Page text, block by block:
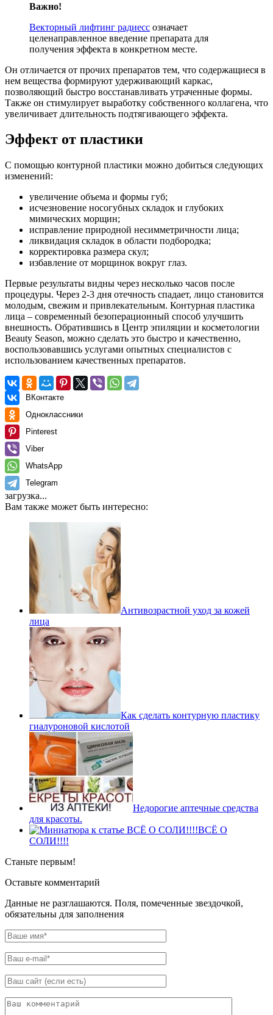
Важно!
Векторный лифтинг радиесс означает
целенаправленное введение препарата для
получения эффекта в конкретном месте.
Он отличается от прочих препаратов тем, что содержащиеся в
нем вещества формируют удерживающий каркас,
позволяющий быстро восстанавливать утраченные формы.
Также он стимулирует выработку собственного коллагена, что
увеличивает длительность подтягивающего эффекта.
Эффект от пластики
С помощью контурной пластики можно добиться следующих
изменений:
увеличение объема и формы губ;
исчезновение носогубных складок и глубоких
мимических морщин;
исправление природной несимметричности лица;
ликвидация складок в области подбородка;
корректировка размера скул;
избавление от морщинок вокруг глаз.
Первые результаты видны через несколько часов после
процедуры. Через 2-3 дня отечность спадает, лицо становится
молодым, свежим и привлекательным. Контурная пластика
лица – современный безоперационный способ улучшить
внешность. Обратившись в Центр эпиляции и косметологии
Beauty Season, можно сделать это быстро и качественно,
воспользовавшись услугами опытных специалистов с
использованием качественных препаратов.
ВКонтакте
Одноклассники
Pinterest
Viber
WhatsApp
Telegram
загрузка...
Вам также может быть интересно:
Антивозрастной уход за кожей
лица
Как сделать контурную пластику
гиалуроновой кислотой
Недорогие аптечные средства
для красоты.
ВСЁ О
СОЛИ!!!!
Станьте первым!
Оставьте комментарий
Данные не разглашаются. Поля, помеченные звездочкой,
обязательны для заполнения